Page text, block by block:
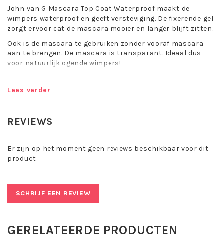
John van G Mascara Top Coat Waterproof maakt de
wimpers waterproof en geeft versteviging. De fixerende gel
zorgt ervoor dat de mascara mooier en langer blijft zitten.
Ook is de mascara te gebruiken zonder vooraf mascara
aan te brengen. De mascara is transparant. Ideaal dus
voor natuurlijk ogende wimpers!
te verzwaren en verlengt de houdbaarheid.
transparante fixeergel perfect voor u. De Top Coat
Mascara maakt elke mascara vlek -en watervast.
Toepassing John van G Mascara Top Coat
Waterproof:
Lees verder
REVIEWS
Er zijn op het moment geen reviews beschikbaar voor dit
product
SCHRIJF EEN REVIEW
GERELATEERDE PRODUCTEN